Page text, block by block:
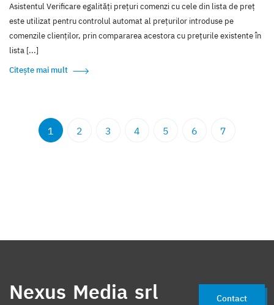
Asistentul Verificare egalități prețuri comenzi cu cele din lista de preț
este utilizat pentru controlul automat al prețurilor introduse pe
comenzile clienților, prin compararea acestora cu prețurile existente în
lista [...]
Citește mai mult
1 2 3 4 5 6 7
Nexus Media srl Contact